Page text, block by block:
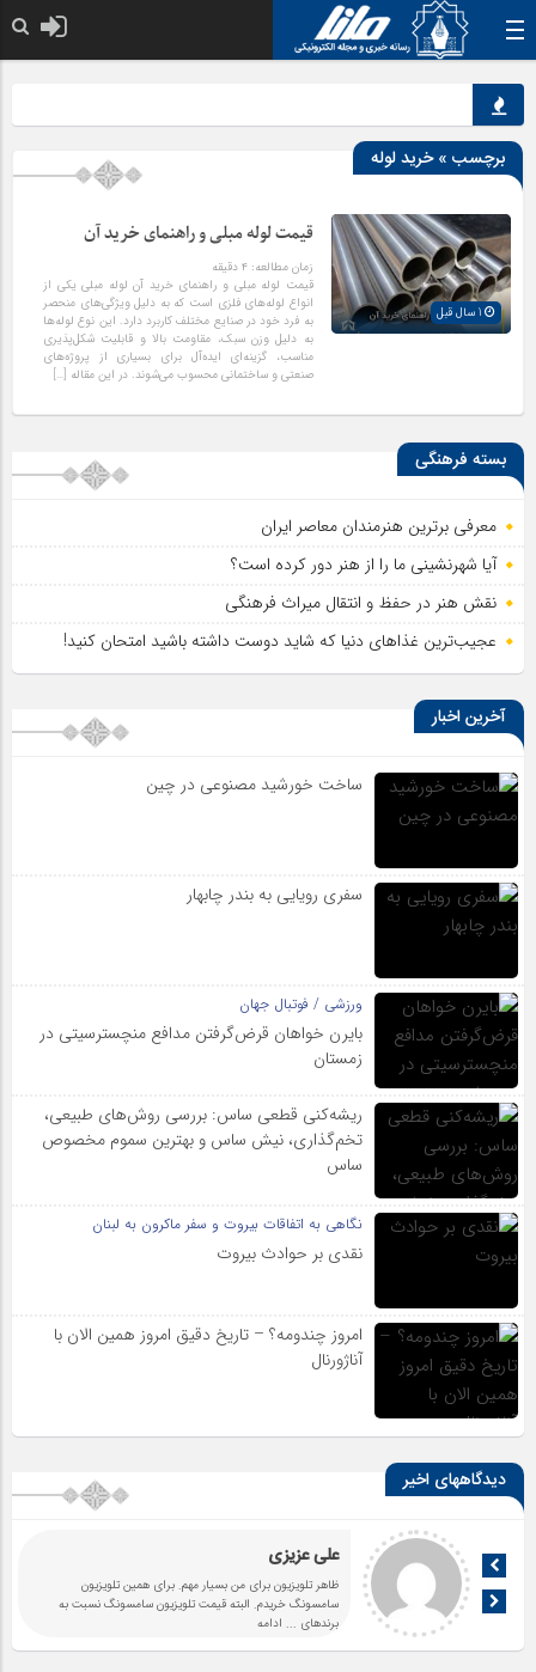
برچسب » خرید لوله
قیمت لوله مبلی و راهنمای خرید آن
زمان مطالعه:۴ دقیقه
قیمت لوله مبلی و راهنمای خرید آن لوله مبلی یکی از
انواع لوله‌های فلزی است که به دلیل ویژگی‌های منحصر
به فرد خود در صنایع مختلف کاربرد دارد. این نوع لوله‌ها
به دلیل وزن سبک، مقاومت بالا و قابلیت شکل‌پذیری
مناسب، گزینه‌ای ایده‌آل برای بسیاری از پروژه‌های
صنعتی و ساختمانی محسوب می‌شوند. در این مقاله […]
بسته فرهنگی
معرفی برترین هنرمندان معاصر ایران
آیا شهرنشینی ما را از هنر دور کرده است؟
نقش هنر در حفظ و انتقال میراث فرهنگی
عجیب‌ترین غذاهای دنیا که شاید دوست داشته باشید امتحان کنید!
آخرین اخبار
ساخت خورشید مصنوعی در چین
سفری رویایی به بندر چابهار
ورزشی / فوتبال جهان
بایرن خواهان قرض‌گرفتن مدافع منچسترسیتی در
زمستان
ریشه‌کنی قطعی ساس: بررسی روش‌های طبیعی،
تخم‌گذاری، نیش ساس و بهترین سموم مخصوص
ساس
نگاهی به اتفاقات بیروت و سفر ماکرون به لبنان
نقدی بر حوادث بیروت
امروز چندومه؟ – تاریخ دقیق امروز همین الان با
آناژورنال
دیدگاههای اخیر
علی عزیزی
ظاهر تلویزیون برای من بسیار مهم. برای همین تلویزیون
سامسونگ خریدم. البته قیمت تلویزیون سامسونگ نسبت به
برندهای ... ادامه